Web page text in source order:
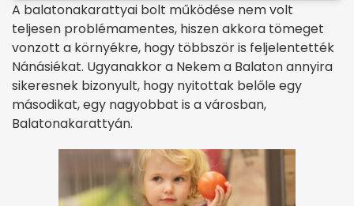
A balatonakarattyai bolt működése nem volt
teljesen problémamentes, hiszen akkora tömeget
vonzott a környékre, hogy többször is feljelentették
Nánásiékat. Ugyanakkor a Nekem a Balaton annyira
sikeresnek bizonyult, hogy nyitottak belőle egy
másodikat, egy nagyobbat is a városban,
Balatonakarattyán.